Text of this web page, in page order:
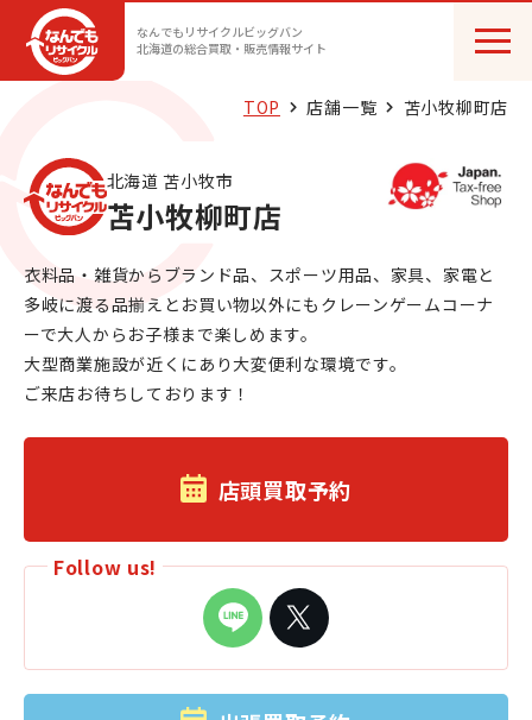
なんでもリサイクルビッグバン
北海道の総合買取・販売情報サイト
TOP 店舗一覧 苫小牧柳町店
苫小牧柳町店
北海道 苫小牧市
衣料品・雑貨からブランド品、スポーツ用品、家具、家電と
多岐に渡る品揃えとお買い物以外にもクレーンゲームコーナ
ーで大人からお子様まで楽しめます。
大型商業施設が近くにあり大変便利な環境です。
ご来店お待ちしております！
店頭買取予約
Follow us!